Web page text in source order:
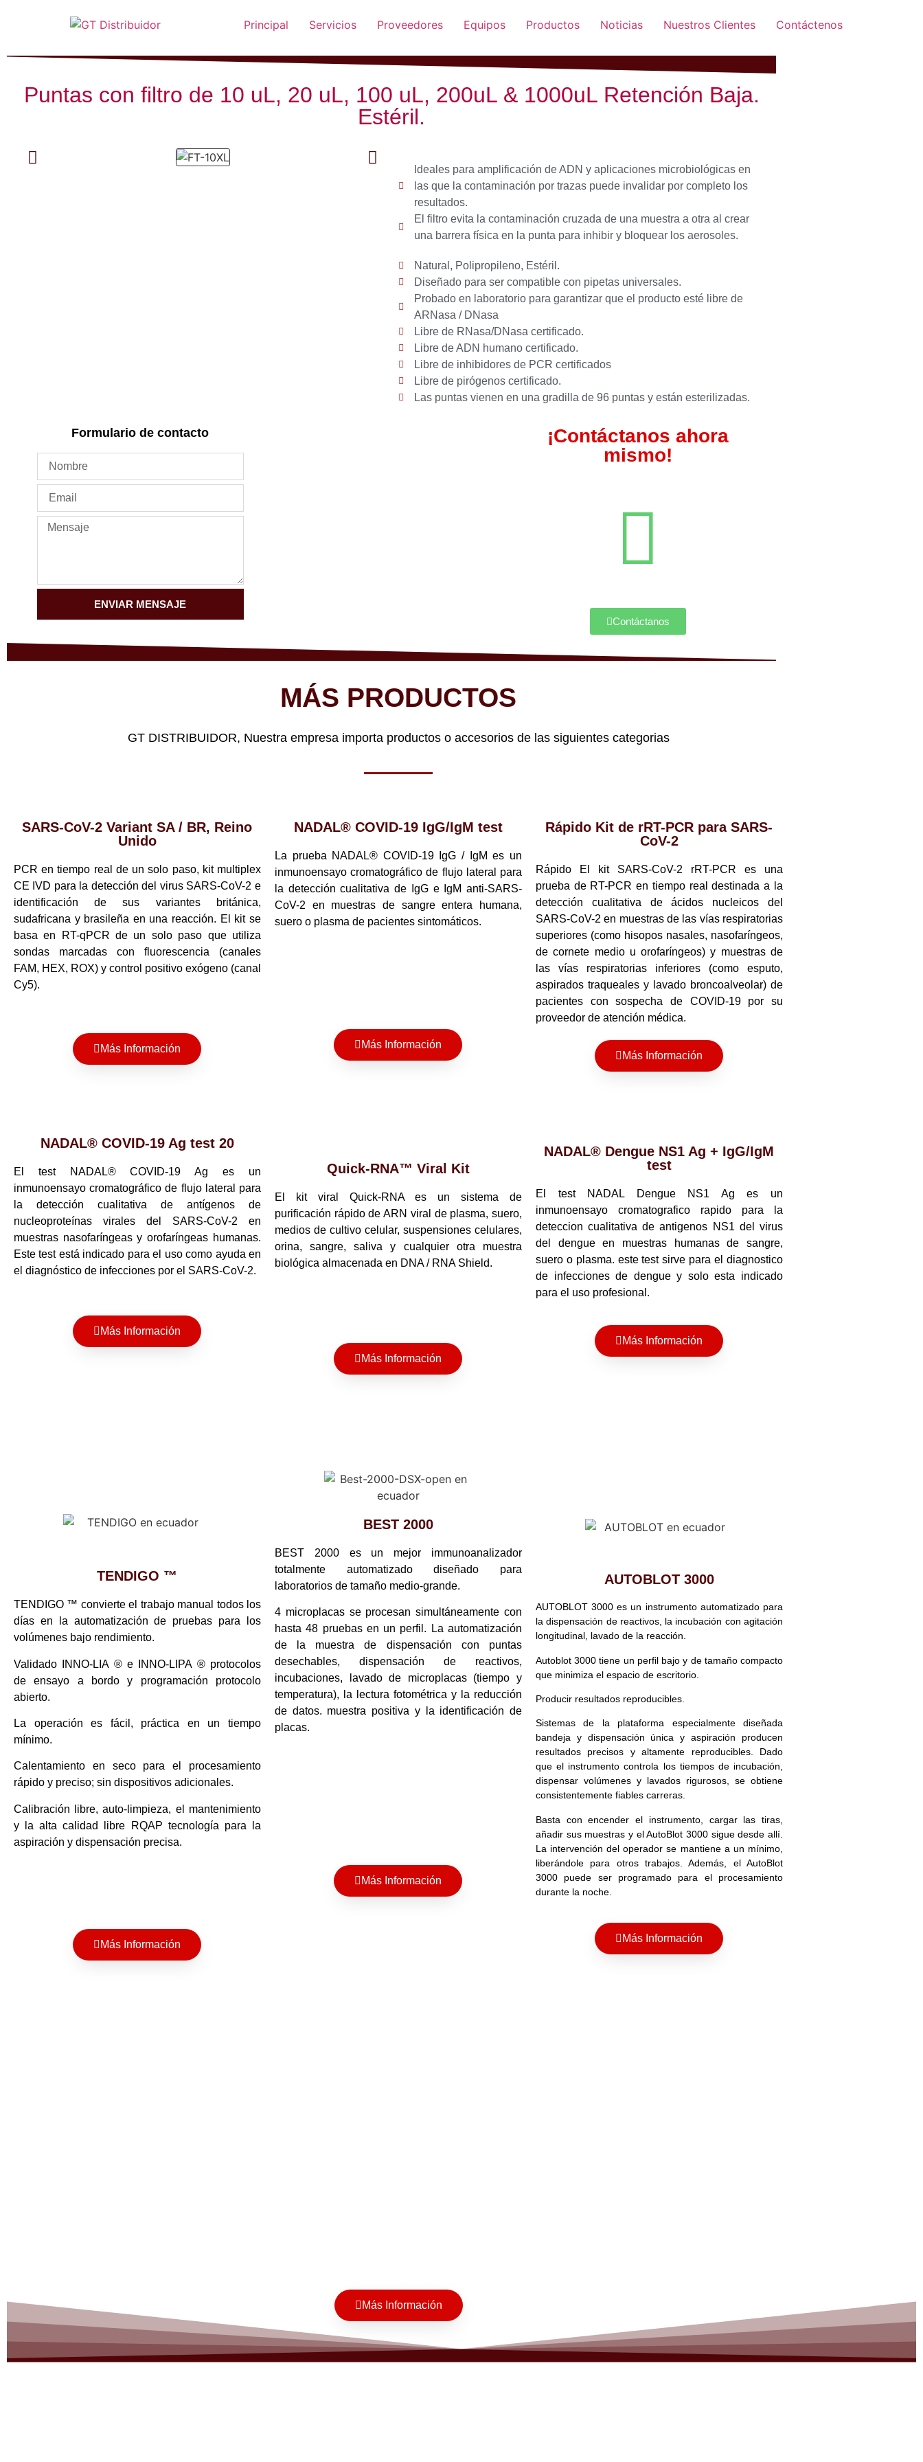
Principal Servicios Proveedores Equipos Productos Noticias Nuestros Clientes Contáctenos
Puntas con filtro de 10 uL, 20 uL, 100 uL, 200uL & 1000uL Retención Baja.
Estéril.
Ideales para amplificación de ADN y aplicaciones microbiológicas en
las que la contaminación por trazas puede invalidar por completo los
resultados.
El filtro evita la contaminación cruzada de una muestra a otra al crear
una barrera física en la punta para inhibir y bloquear los aerosoles.
Natural, Polipropileno, Estéril.
Diseñado para ser compatible con pipetas universales.
Probado en laboratorio para garantizar que el producto esté libre de
ARNasa / DNasa
Libre de RNasa/DNasa certificado.
Libre de ADN humano certificado.
Libre de inhibidores de PCR certificados
Libre de pirógenos certificado.
Las puntas vienen en una gradilla de 96 puntas y están esterilizadas.
Formulario de contacto
ENVIAR MENSAJE
¡Contáctanos ahora
mismo!
Contáctanos
MÁS PRODUCTOS
GT DISTRIBUIDOR, Nuestra empresa importa productos o accesorios de las siguientes categorias
SARS-CoV-2 Variant SA / BR, Reino
Unido
PCR en tiempo real de un solo paso, kit multiplex
CE IVD para la detección del virus SARS-CoV-2 e
identificación de sus variantes británica,
sudafricana y brasileña en una reacción. El kit se
basa en RT-qPCR de un solo paso que utiliza
sondas marcadas con fluorescencia (canales
FAM, HEX, ROX) y control positivo exógeno (canal
Cy5).
Más Información
NADAL® COVID-19 IgG/IgM test
La prueba NADAL® COVID-19 IgG / IgM es un
inmunoensayo cromatográfico de flujo lateral para
la detección cualitativa de IgG e IgM anti-SARS-
CoV-2 en muestras de sangre entera humana,
suero o plasma de pacientes sintomáticos.
Más Información
Rápido Kit de rRT-PCR para SARS-
CoV-2
Rápido El kit SARS-CoV-2 rRT-PCR es una
prueba de RT-PCR en tiempo real destinada a la
detección cualitativa de ácidos nucleicos del
SARS-CoV-2 en muestras de las vías respiratorias
superiores (como hisopos nasales, nasofaríngeos,
de cornete medio u orofaríngeos) y muestras de
las vías respiratorias inferiores (como esputo,
aspirados traqueales y lavado broncoalveolar) de
pacientes con sospecha de COVID-19 por su
proveedor de atención médica.
Más Información
NADAL® COVID-19 Ag test 20
El test NADAL® COVID-19 Ag es un
inmunoensayo cromatográfico de flujo lateral para
la detección cualitativa de antígenos de
nucleoproteínas virales del SARS-CoV-2 en
muestras nasofaríngeas y orofaríngeas humanas.
Este test está indicado para el uso como ayuda en
el diagnóstico de infecciones por el SARS-CoV-2.
Más Información
Quick-RNA™ Viral Kit
El kit viral Quick-RNA es un sistema de
purificación rápido de ARN viral de plasma, suero,
medios de cultivo celular, suspensiones celulares,
orina, sangre, saliva y cualquier otra muestra
biológica almacenada en DNA / RNA Shield.
Más Información
NADAL® Dengue NS1 Ag + IgG/IgM
test
El test NADAL Dengue NS1 Ag es un
inmunoensayo cromatografico rapido para la
deteccion cualitativa de antigenos NS1 del virus
del dengue en muestras humanas de sangre,
suero o plasma. este test sirve para el diagnostico
de infecciones de dengue y solo esta indicado
para el uso profesional.
Más Información
TENDIGO ™
TENDIGO ™ convierte el trabajo manual todos los
días en la automatización de pruebas para los
volúmenes bajo rendimiento.
Validado INNO-LIA ® e INNO-LIPA ® protocolos
de ensayo a bordo y programación protocolo
abierto.
La operación es fácil, práctica en un tiempo
mínimo.
Calentamiento en seco para el procesamiento
rápido y preciso; sin dispositivos adicionales.
Calibración libre, auto-limpieza, el mantenimiento
y la alta calidad libre RQAP tecnología para la
aspiración y dispensación precisa.
Más Información
BEST 2000
BEST 2000 es un mejor immunoanalizador
totalmente automatizado diseñado para
laboratorios de tamaño medio-grande.
4 microplacas se procesan simultáneamente con
hasta 48 pruebas en un perfil. La automatización
de la muestra de dispensación con puntas
desechables, dispensación de reactivos,
incubaciones, lavado de microplacas (tiempo y
temperatura), la lectura fotométrica y la reducción
de datos. muestra positiva y la identificación de
placas.
Más Información
AUTOBLOT 3000
AUTOBLOT 3000 es un instrumento automatizado para
la dispensación de reactivos, la incubación con agitación
longitudinal, lavado de la reacción.
Autoblot 3000 tiene un perfil bajo y de tamaño compacto
que minimiza el espacio de escritorio.
Producir resultados reproducibles.
Sistemas de la plataforma especialmente diseñada
bandeja y dispensación única y aspiración producen
resultados precisos y altamente reproducibles. Dado
que el instrumento controla los tiempos de incubación,
dispensar volúmenes y lavados rigurosos, se obtiene
consistentemente fiables carreras.
Basta con encender el instrumento, cargar las tiras,
añadir sus muestras y el AutoBlot 3000 sigue desde allí.
La intervención del operador se mantiene a un mínimo,
liberándole para otros trabajos. Además, el AutoBlot
3000 puede ser programado para el procesamiento
durante la noche.
Más Información
Más Información